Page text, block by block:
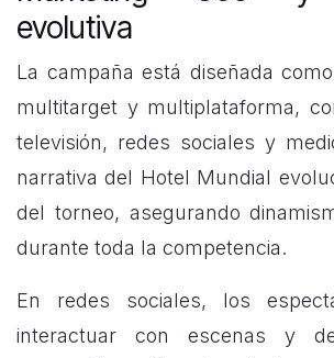
evolutiva
La campaña está diseñada
multitarget y multiplataforma,
televisión, redes sociales y
narrativa del Hotel Mundial
del torneo, asegurando
durante toda la competencia.
En redes sociales, los
interactuar con escenas y